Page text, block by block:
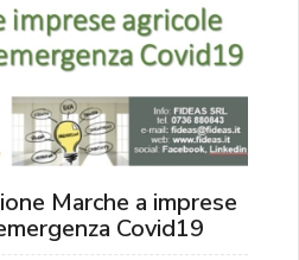
Marche a imprese
Covid19